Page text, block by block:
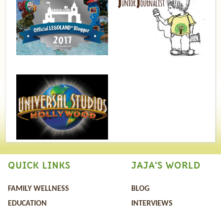
QUICK LINKS
FAMILY WELLNESS
EDUCATION
JAJA'S WORLD
BLOG
INTERVIEWS